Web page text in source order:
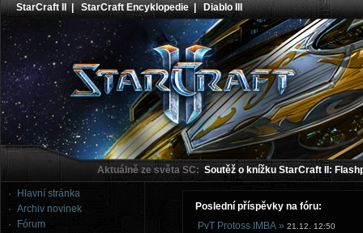
StarCraft II |StarCraft Encyklopedie|Diablo III
Aktuálně ze světa SC: Soutěž o knížku StarCraft II:
Hlavní stránka
Archiv novinek
Fórum
Poslední příspěvky na fóru:
PvT Protoss IMBA » 21.12. 12:50